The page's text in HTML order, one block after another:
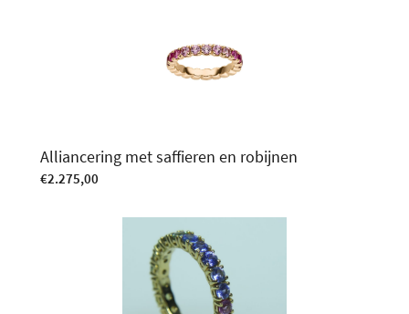
Alliancering met saffieren en robijnen
€2.275,00